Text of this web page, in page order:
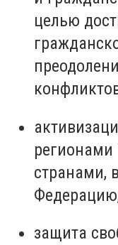
целью
странами,
защита